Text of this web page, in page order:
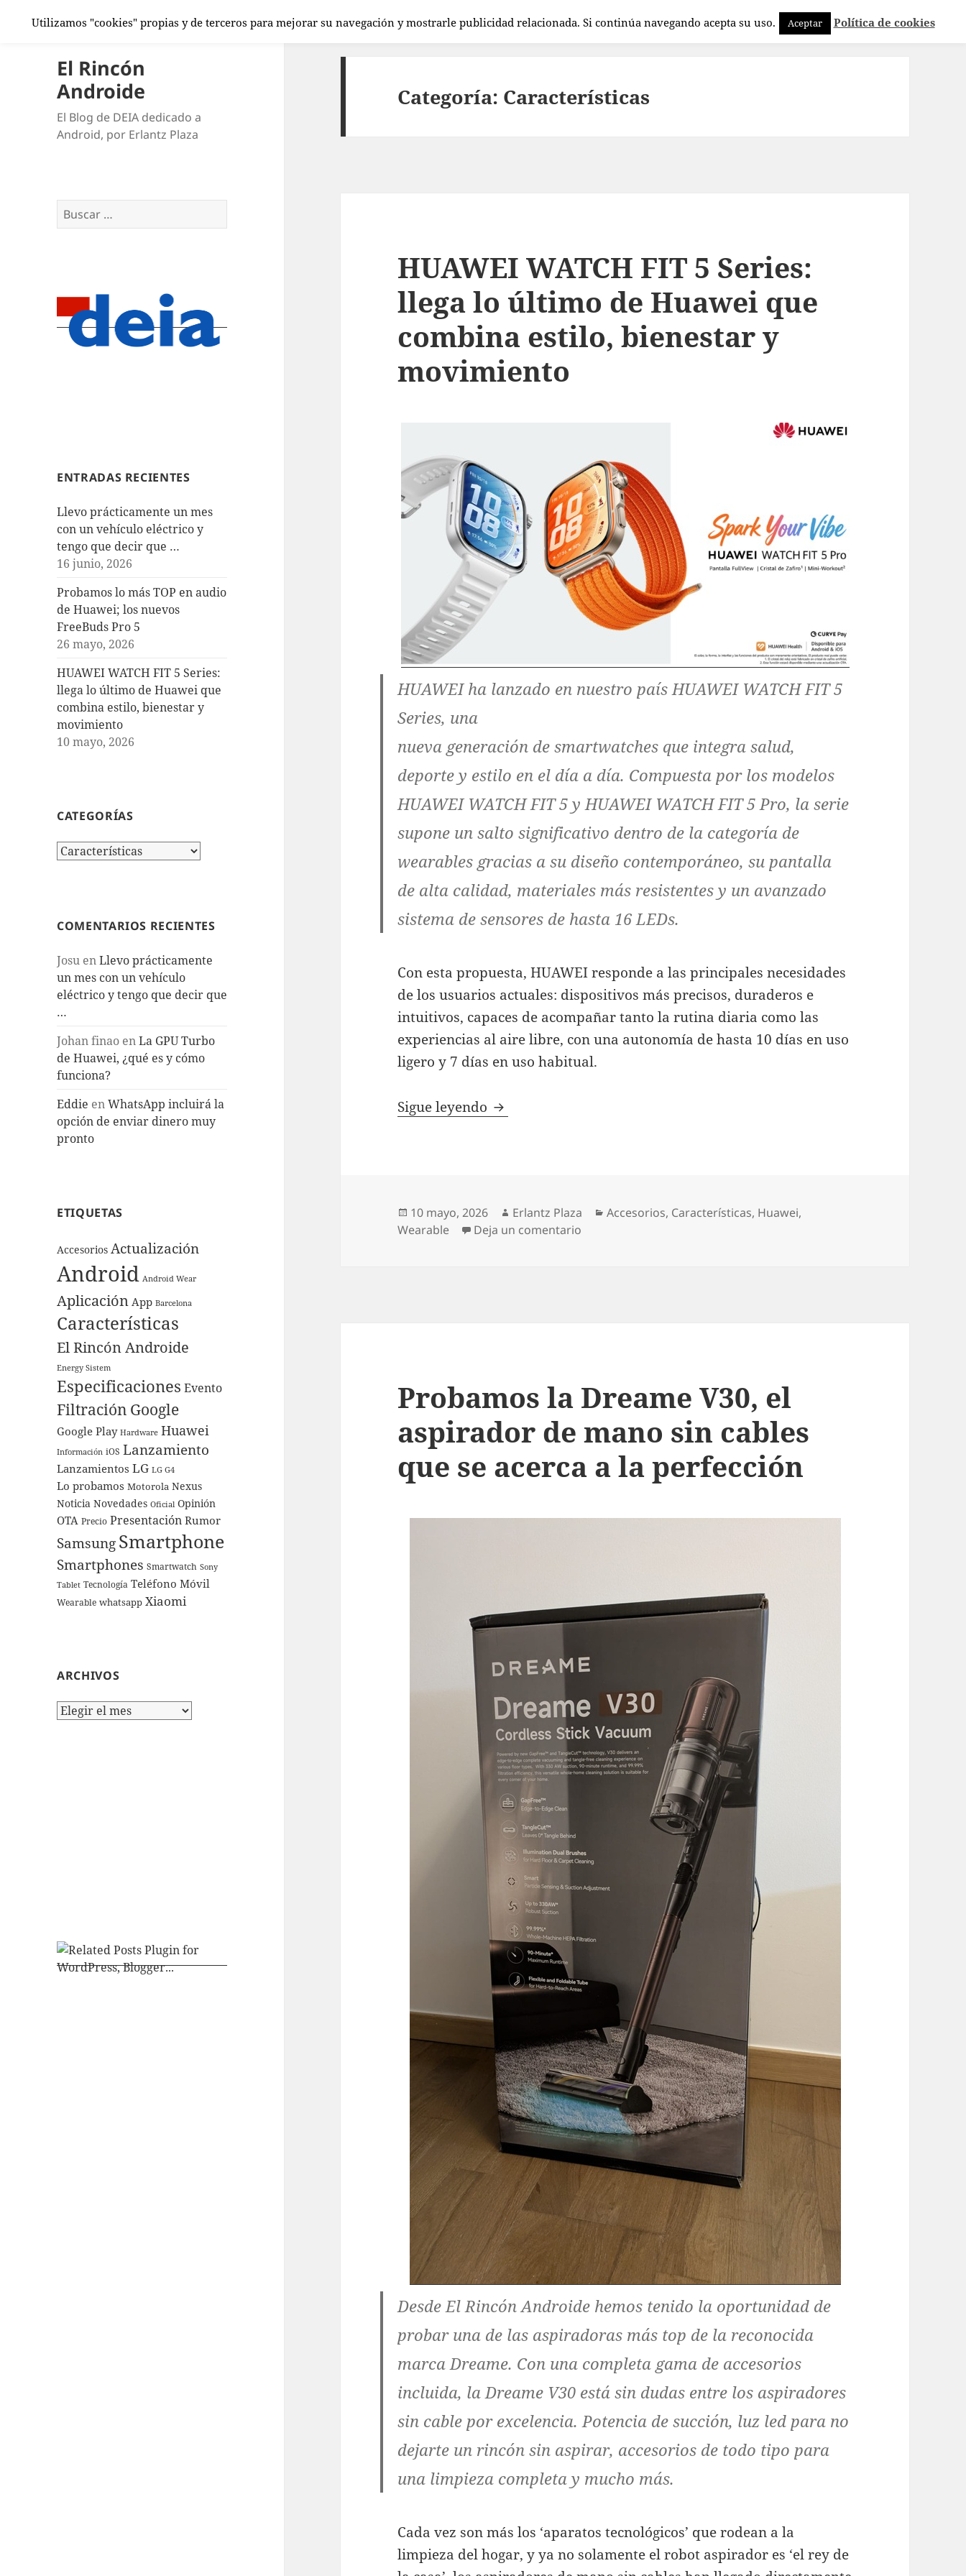
El Rincón
Androide
El Blog de DEIA dedicado a
Android, por Erlantz Plaza
Buscar:
ENTRADAS RECIENTES
Llevo prácticamente un mes
con un vehículo eléctrico y
tengo que decir que …
16 junio, 2026
Probamos lo más TOP en audio
de Huawei; los nuevos
FreeBuds Pro 5
26 mayo, 2026
HUAWEI WATCH FIT 5 Series:
llega lo último de Huawei que
combina estilo, bienestar y
movimiento
10 mayo, 2026
CATEGORÍAS
Categorías
COMENTARIOS RECIENTES
Josu enLlevo prácticamente
un mes con un vehículo
eléctrico y tengo que decir que
…
Johan finao enLa GPU Turbo
de Huawei, ¿qué es y cómo
funciona?
Eddie enWhatsApp incluirá la
opción de enviar dinero muy
pronto
ETIQUETAS
Accesorios Actualización
Android Android Wear
Aplicación App Barcelona
Características
El Rincón Androide
Energy Sistem
Especificaciones Evento
Filtración Google
Google Play Hardware Huawei
Información iOS Lanzamiento
Lanzamientos LG LG G4
Lo probamos Motorola Nexus
Noticia Novedades Oficial Opinión
OTA Precio Presentación Rumor
SamsungSmartphone
Smartphones Smartwatch Sony
Tablet Tecnología Teléfono Móvil
Wearable whatsapp Xiaomi
ARCHIVOS
Archivos
Categoría: Características
HUAWEI WATCH FIT 5 Series:
llega lo último de Huawei que
combina estilo, bienestar y
movimiento
HUAWEI ha lanzado en nuestro país HUAWEI WATCH FIT 5
Series, una
nueva generación de smartwatches que integra salud,
deporte y estilo en el día a día. Compuesta por los modelos
HUAWEI WATCH FIT 5 y HUAWEI WATCH FIT 5 Pro, la serie
supone un salto significativo dentro de la categoría de
wearables gracias a su diseño contemporáneo, su pantalla
de alta calidad, materiales más resistentes y un avanzado
sistema de sensores de hasta 16 LEDs.
Con esta propuesta, HUAWEI responde a las principales necesidades
de los usuarios actuales: dispositivos más precisos, duraderos e
intuitivos, capaces de acompañar tanto la rutina diaria como las
experiencias al aire libre, con una autonomía de hasta 10 días en uso
ligero y 7 días en uso habitual.
Sigue leyendo HUAWEI WATCH FIT 5 Series: llega lo último de Huawei que combina
Publicado
el
10 mayo, 2026 Autor
Erlantz Plaza Categorías
Accesorios, Características, Huawei,
Wearable
Deja un comentario
Probamos la Dreame V30, el
aspirador de mano sin cables
que se acerca a la perfección
Desde El Rincón Androide hemos tenido la oportunidad de
probar una de las aspiradoras más top de la reconocida
marca Dreame. Con una completa gama de accesorios
incluida, la Dreame V30 está sin dudas entre los aspiradores
sin cable por excelencia. Potencia de succión, luz led para no
dejarte un rincón sin aspirar, accesorios de todo tipo para
una limpieza completa y mucho más.
Cada vez son más los ‘aparatos tecnológicos’ que rodean a la
limpieza del hogar, y ya no solamente el robot aspirador es ‘el rey de
Utilizamos "cookies" propias y de terceros para mejorar su navegación y mostrarle publicidad relacionada. Si continúa navegando acepta su uso. Aceptar Política de cookies